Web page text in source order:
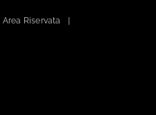
Area Riservata